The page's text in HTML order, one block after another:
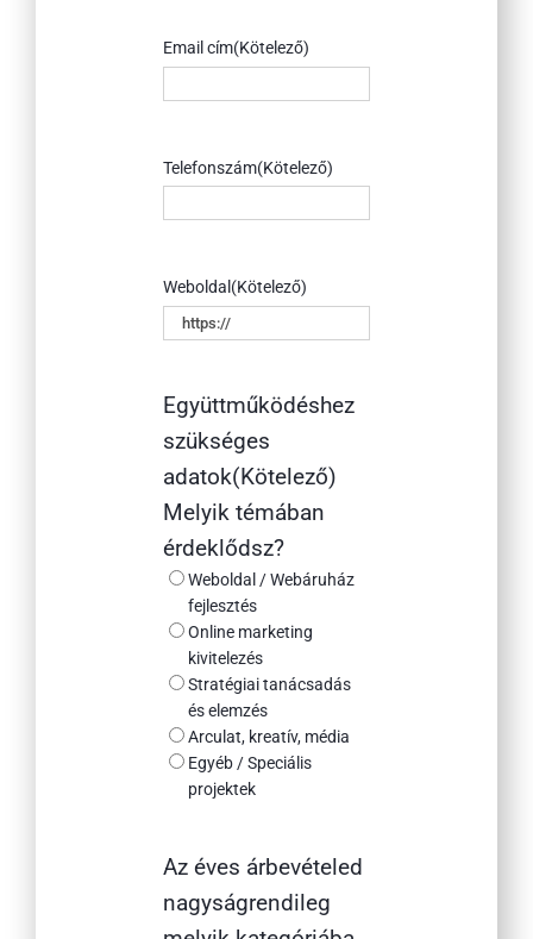
Email cím(Kötelező)
Telefonszám(Kötelező)
Weboldal (Kötelező)
Együttműködéshez
szükséges
adatok(Kötelező)
Melyik témában
érdeklődsz?
Weboldal / Webáruház
fejlesztés
Online marketing
kivitelezés
Stratégiai tanácsadás
és elemzés
Arculat, kreatív, média
Egyéb / Speciális
projektek
Az éves árbevételed
nagyságrendileg